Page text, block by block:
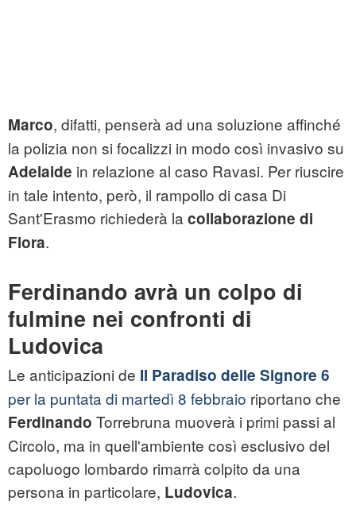
Marco, difatti, penserà ad una soluzione affinché
la polizia non si focalizzi in modo così invasivo su
Adelaide in relazione al caso Ravasi. Per riuscire
in tale intento, però, il rampollo di casa Di
Sant'Erasmo richiederà la collaborazione di
Flora.
Ferdinando avrà un colpo di
fulmine nei confronti di
Ludovica
Le anticipazioni de Il Paradiso delle Signore 6
per la puntata di martedì 8 febbraio riportano che
Ferdinando Torrebruna muoverà i primi passi al
Circolo, ma in quell'ambiente così esclusivo del
capoluogo lombardo rimarrà colpito da una
persona in particolare, Ludovica.